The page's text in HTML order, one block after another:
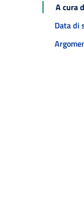
A cura
Data di